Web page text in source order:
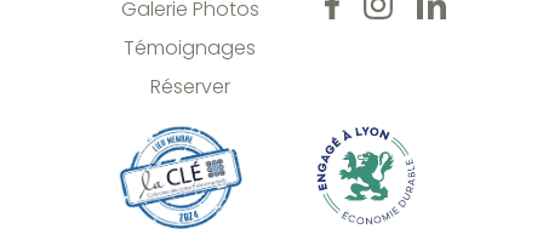
Galerie Photos
Témoignages
Réserver